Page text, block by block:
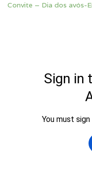
Convite – Dia dos avós-